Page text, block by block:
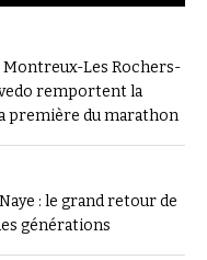
Montreux-Les Rochers-
remportent la
première du marathon
: le grand retour de
générations